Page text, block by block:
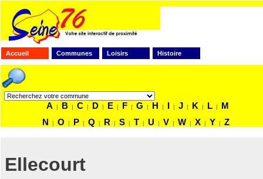
Accueil Communes Loisirs Histoire
A | B | C | D | E | F | G | H | I | J | K | L |
M
N
| O | P | Q | R | S | T | U | V | W | X | Y | Z
Ellecourt